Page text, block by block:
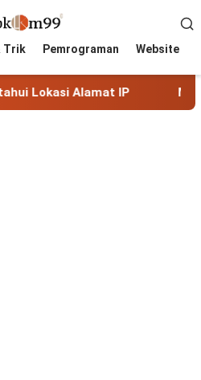
Trik Pemrograman Website
Alamat IP MaxMind